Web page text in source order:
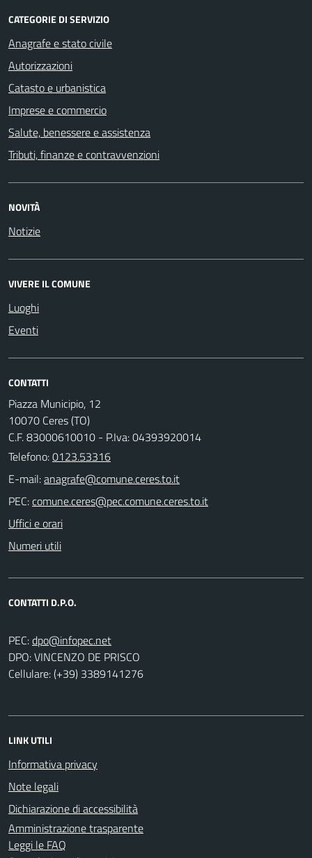
CATEGORIE DI SERVIZIO
Anagrafe e stato civile
Autorizzazioni
Catasto e urbanistica
Imprese e commercio
Salute, benessere e assistenza
Tributi, finanze e contravvenzioni
NOVITÀ
Notizie
VIVERE IL COMUNE
Luoghi
Eventi
CONTATTI
Piazza Municipio, 12
10070 Ceres (TO)
C.F. 83000610010 - P.Iva: 04393920014
Telefono:0123.53316
E-mail:
PEC:
Uffici e orari
Numeri utili
CONTATTI D.P.O.
PEC:
DPO: VINCENZO DE PRISCO
Cellulare: (+39) 3389141276
LINK UTILI
Informativa privacy
Note legali
Dichiarazione di accessibilità
Amministrazione trasparente
Leggi le FAQ